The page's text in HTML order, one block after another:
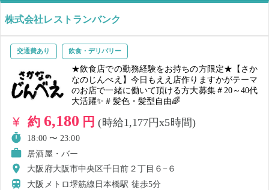
株式会社レストランバンク
交通費あり 飲食・デリバリー
★飲食店での勤務経験をお持ちの方限定★【さか
なのじんべえ】今日もええ店作りますかがテーマ
のお店で一緒に働いて頂ける方大募集＃20～40代
大活躍✨＃髪色・髪型自由🌈
約 6,180 円(時給1,177円x5時間)
18:00 〜 23:00
居酒屋・バー
大阪府大阪市中央区千日前２丁目６−６
大阪メトロ堺筋線日本橋駅 徒歩5分